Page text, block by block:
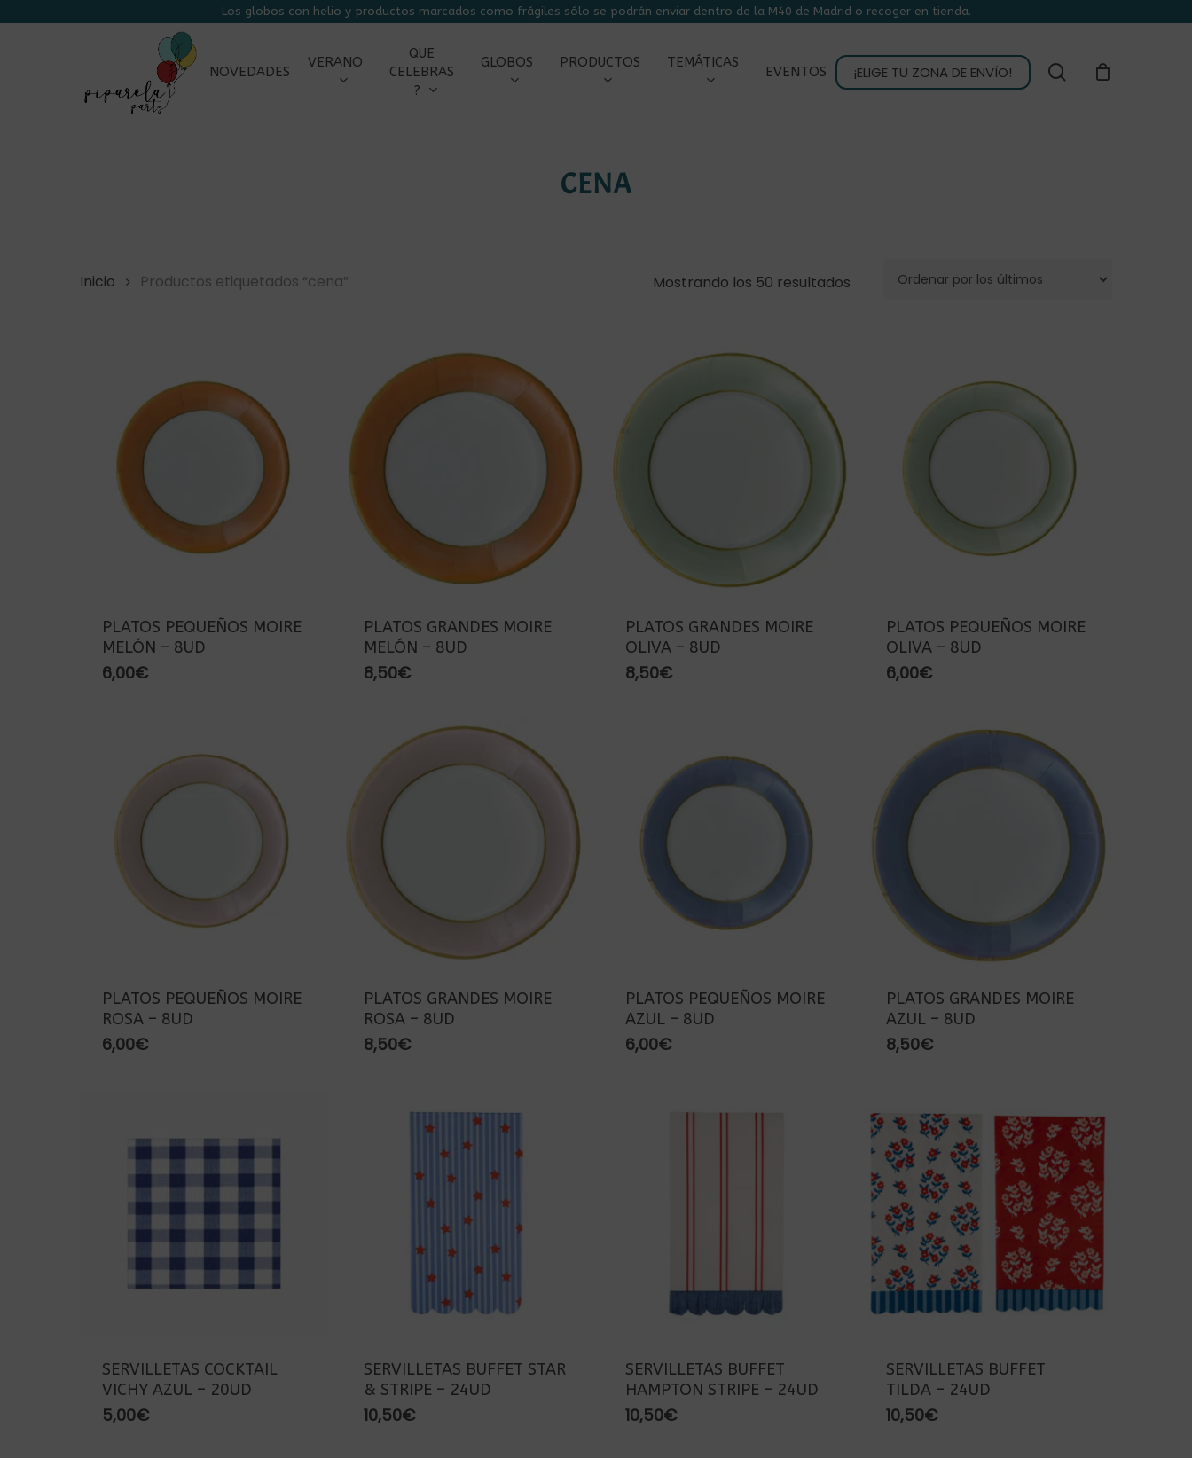
Presiona enter para buscar o ESC para cerrar
Los globos con helio y productos marcados como frágiles sólo se podrán enviar dentro de la M40 de Madrid o recoger en tienda.
NOVEDADES
VERANO
QUE
CELEBRAS
?
GLOBOS PRODUCTOS TEMÁTICAS
EVENTOS ¡ELIGE TU ZONA DE ENVÍO! buscar
CENA
Mostrando los 50 resultados Ordenado
Inicio Productos etiquetados “cena”
PLATOS PEQUEÑOS MOIRE
MELÓN – 8UD
6,00€
PLATOS GRANDES MOIRE
MELÓN – 8UD
8,50€
PLATOS GRANDES MOIRE
OLIVA – 8UD
8,50€
PLATOS PEQUEÑOS MOIRE
OLIVA – 8UD
6,00€
PLATOS PEQUEÑOS MOIRE
ROSA – 8UD
6,00€
PLATOS GRANDES MOIRE
ROSA – 8UD
8,50€
PLATOS PEQUEÑOS MOIRE
AZUL – 8UD
6,00€
PLATOS GRANDES MOIRE
AZUL – 8UD
8,50€
SERVILLETAS COCKTAIL
VICHY AZUL – 20UD
5,00€
SERVILLETAS BUFFET STAR
& STRIPE – 24UD
10,50€
SERVILLETAS BUFFET
HAMPTON STRIPE – 24UD
10,50€
SERVILLETAS BUFFET
TILDA – 24UD
10,50€